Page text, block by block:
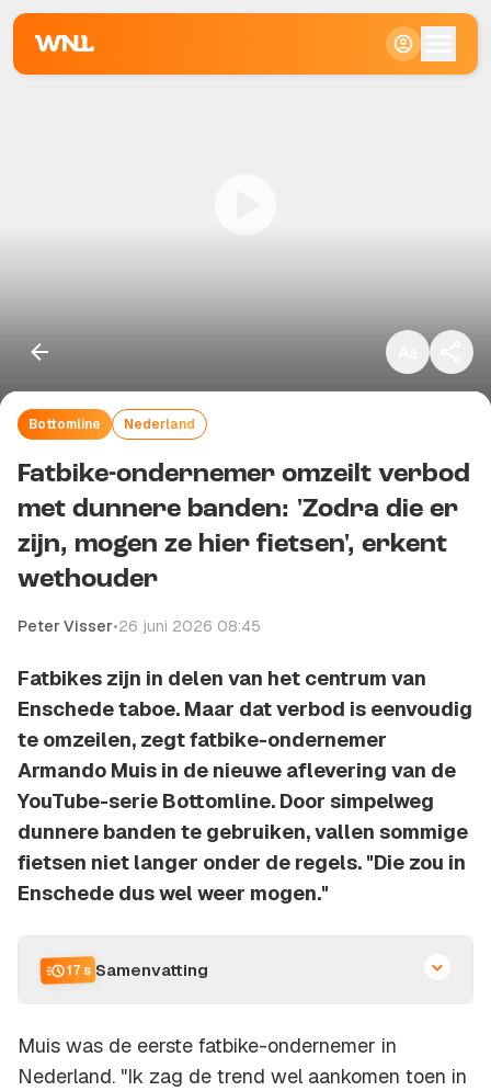
Bottomline Nederland
Fatbike-ondernemer omzeilt verbod
met dunnere banden: 'Zodra die er
zijn, mogen ze hier fietsen', erkent
wethouder
Peter Visser•26 juni 2026 08:45
Fatbikes zijn in delen van het centrum van
Enschede taboe. Maar dat verbod is eenvoudig
te omzeilen, zegt fatbike-ondernemer
Armando Muis in de nieuwe aflevering van de
YouTube-serie Bottomline. Door simpelweg
dunnere banden te gebruiken, vallen sommige
fietsen niet langer onder de regels. "Die zou in
Enschede dus wel weer mogen."
17 s Samenvatting
Muis was de eerste fatbike-ondernemer in
Nederland. "Ik zag de trend wel aankomen toen in